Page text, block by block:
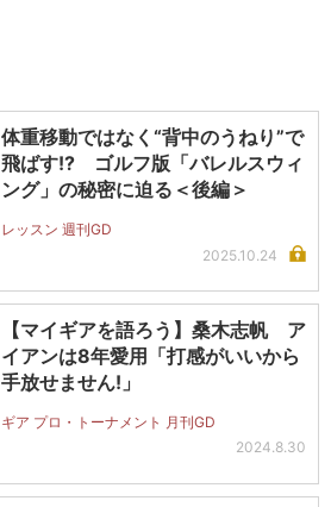
体重移動ではなく“背中のうねり”で
飛ばす!? ゴルフ版「バレルスウィ
ング」の秘密に迫る＜後編＞
レッスン 週刊GD
2025.10.24
【マイギアを語ろう】桑木志帆 ア
イアンは8年愛用「打感がいいから
手放せません!」
ギア プロ・トーナメント 月刊GD
2024.8.30